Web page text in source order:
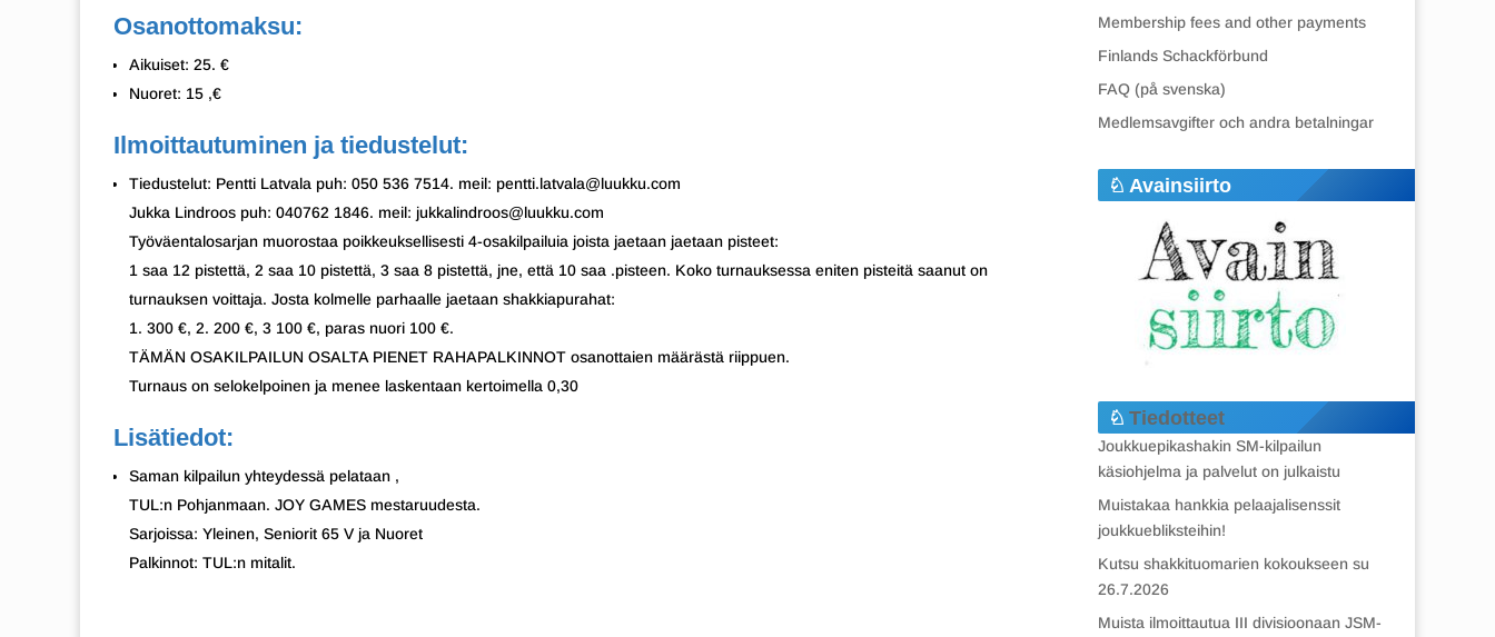
Osanottomaksu:
Aikuiset: 25. €
Nuoret: 15 ,€
Ilmoittautuminen ja tiedustelut:
Tiedustelut: Pentti Latvala puh: 050 536 7514. meil: pentti.latvala@luukku.com
Jukka Lindroos puh: 040762 1846. meil: jukkalindroos@luukku.com
Työväentalosarjan muorostaa poikkeuksellisesti 4-osakilpailuia joista jaetaan jaetaan pisteet:
1 saa 12 pistettä, 2 saa 10 pistettä, 3 saa 8 pistettä, jne, että 10 saa .pisteen. Koko turnauksessa eniten pisteitä saanut on
turnauksen voittaja. Josta kolmelle parhaalle jaetaan shakkiapurahat:
1. 300 €, 2. 200 €, 3 100 €, paras nuori 100 €.
TÄMÄN OSAKILPAILUN OSALTA PIENET RAHAPALKINNOT osanottaien määrästä riippuen.
Turnaus on selokelpoinen ja menee laskentaan kertoimella 0,30
Lisätiedot:
Saman kilpailun yhteydessä pelataan ,
TUL:n Pohjanmaan. JOY GAMES mestaruudesta.
Sarjoissa: Yleinen, Seniorit 65 V ja Nuoret
Palkinnot: TUL:n mitalit.
Membership fees and other payments
Finlands Schackförbund
FAQ (på svenska)
Medlemsavgifter och andra betalningar
Avainsiirto
Tiedotteet
Joukkuepikashakin SM-kilpailun
käsiohjelma ja palvelut on julkaistu
Muistakaa hankkia pelaajalisenssit
joukkuebliksteihin!
Kutsu shakkituomarien kokoukseen su
26.7.2026
Muista ilmoittautua III divisioonaan JSM-